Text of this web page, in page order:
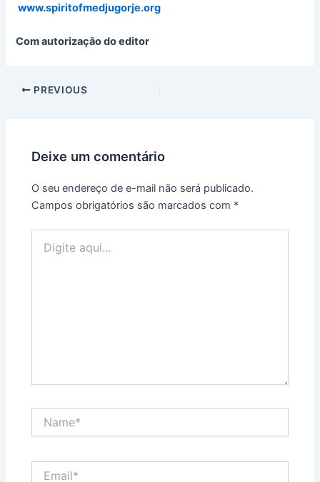
www.spiritofmedjugorje.org
Com autorização do editor
PREVIOUS
Deixe um comentário
O seu endereço de e-mail não será publicado.
Campos obrigatórios são marcados com *
aqui...